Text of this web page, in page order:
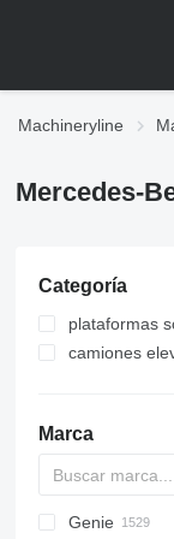
Machineryline
Mercedes-
Categoría
plataformas
camiones
Marca
RM
A-Series
A series
Leonardo
AHK
TRACCESS
CM
Jumper
WAV
CF
DK
AMWP
105
R-series
CA
F-series
Aumark
FL
FS
3309
300
Genie